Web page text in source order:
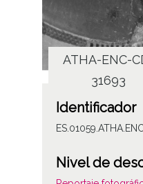
ATHA-ENC-
31693
Identificador
Nivel de